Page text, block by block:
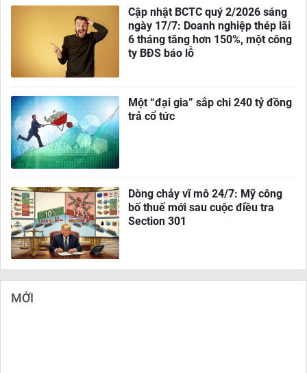
Cập nhật BCTC quý 2/2026 sáng
ngày 17/7: Doanh nghiệp thép lãi
6 tháng tăng hơn 150%, một công
ty BĐS báo lỗ
Một “đại gia” sắp chi 240 tỷ đồng
trả cổ tức
Dòng chảy vĩ mô 24/7: Mỹ công
bố thuế mới sau cuộc điều tra
Section 301
MỚI